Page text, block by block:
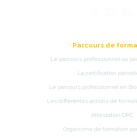
Parcours de
Le parcours professionnel ou
La certification
Le parcours professionnel en
Les différentes actions de
Attestation DPC
Organisme de formation